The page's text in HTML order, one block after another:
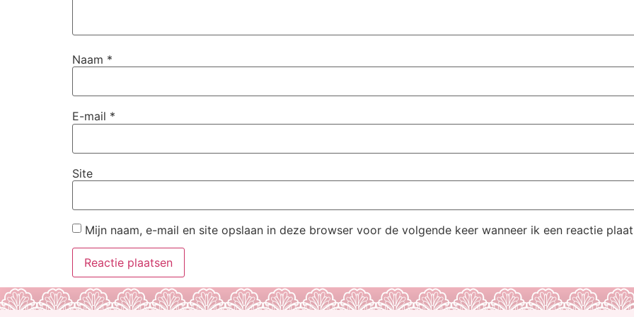
Naam *
E-mail *
Site
Mijn naam, e-mail en site opslaan in deze browser voor de volgende keer wanneer ik een reactie